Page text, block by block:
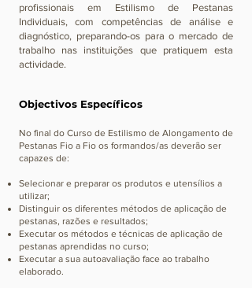
profissionais em Estilismo de Pestanas
Individuais, com competências de análise e
diagnóstico, preparando-os para o mercado de
trabalho nas instituições que pratiquem esta
actividade.
Objectivos Específicos
​No final do Curso de Estilismo de Alongamento de
Pestanas Fio a Fio os formandos/as deverão ser
capazes de:
Selecionar e preparar os produtos e utensílios a
utilizar;
Distinguir os diferentes métodos de aplicação de
pestanas, razões e resultados;
Executar os métodos e técnicas de aplicação de
pestanas aprendidas no curso;
Executar a sua autoavaliação face ao trabalho
elaborado.